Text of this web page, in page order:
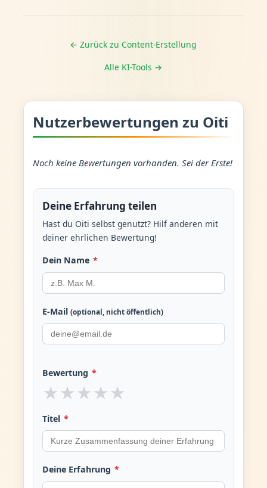
← Zurück zu Content-Erstellung
Alle KI-Tools →
Nutzerbewertungen zu Oiti
Noch keine Bewertungen vorhanden. Sei der Erste!
Deine Erfahrung teilen
Hast du Oiti selbst genutzt? Hilf anderen mit
deiner ehrlichen Bewertung!
Dein Name *
E-Mail (optional, nicht öffentlich)
Bewertung *
★ ★ ★ ★ ★
Titel *
Deine Erfahrung *